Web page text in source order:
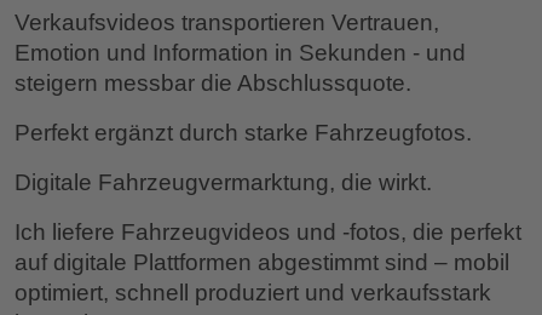
Verkaufsvideos transportieren Vertrauen,
Emotion und Information in Sekunden - und
steigern messbar die Abschlussquote.
Perfekt ergänzt durch starke Fahrzeugfotos.
Digitale Fahrzeugvermarktung, die wirkt.
Ich liefere Fahrzeugvideos und -fotos, die perfekt
auf digitale Plattformen abgestimmt sind – mobil
optimiert, schnell produziert und verkaufsstark